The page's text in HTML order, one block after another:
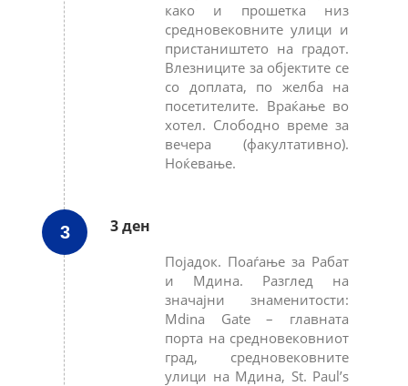
како и прошетка низ
средновековните улици и
пристаништето на градот.
Влезниците за објектите се
со доплата, по желба на
посетителите. Враќање во
хотел. Слободно време за
вечера (факултативно).
Ноќевање.
3 3 ден
Појадок. Поаѓање за Рабат
и Мдина. Разглед на
значајни знаменитости:
Mdina Gate – главната
порта на средновековниот
град, средновековните
улици на Мдина, St. Paul’s